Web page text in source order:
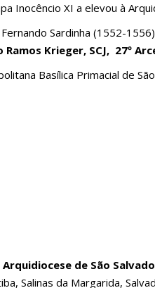
Inocêncio XI a elevou à
Sardinha (1552-
Krieger, SCJ, 27º
Basílica Primacial de
de São
Salinas da Margarida,